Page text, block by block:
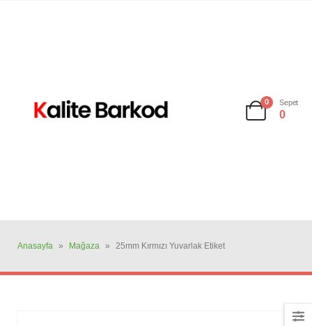
0 Sepet
0
Anasayfa » Mağaza » 25mm Kırmızı Yuvarlak Etiket